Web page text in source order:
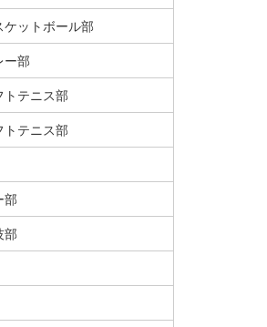
ケットボール部
ー部
トテニス部
トテニス部
部
部